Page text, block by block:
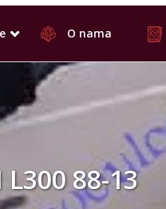
O nama
L300 88-13